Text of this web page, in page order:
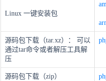
Linux 一键安装包
源码包下载（tar.xz）： 可以
通过tar命令或者解压工具解
压
源码包下载（zip）